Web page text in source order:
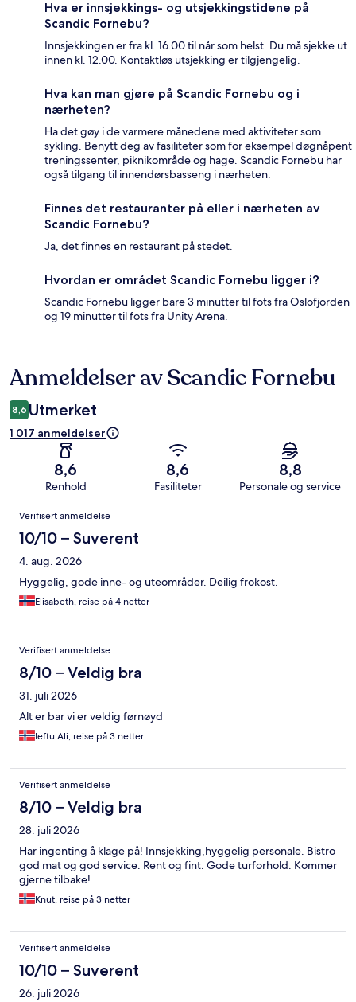
Hva er innsjekkings- og utsjekkingstidene på
Scandic Fornebu?
Innsjekkingen er fra kl. 16.00 til når som helst. Du må sjekke ut
innen kl. 12.00. Kontaktløs utsjekking er tilgjengelig.
Hva kan man gjøre på Scandic Fornebu og i
nærheten?
Ha det gøy i de varmere månedene med aktiviteter som
sykling. Benytt deg av fasiliteter som for eksempel døgnåpent
treningssenter, piknikområde og hage. Scandic Fornebu har
også tilgang til innendørsbasseng i nærheten.
Finnes det restauranter på eller i nærheten av
Scandic Fornebu?
Ja, det finnes en restaurant på stedet.
Hvordan er området Scandic Fornebu ligger i?
Scandic Fornebu ligger bare 3 minutter til fots fra Oslofjorden
og 19 minutter til fots fra Unity Arena.
Anmeldelser
Anmeldelser av Scandic Fornebu
8,6 Utmerket
1 017 anmeldelser
8,6
Renhold
8,6
Fasiliteter
8,8
Personale og service
Anmeldelser
Verifisert anmeldelse
10/10 – Suverent
4. aug. 2026
Hyggelig, gode inne- og uteområder. Deilig frokost.
Elisabeth, reise på 4 netter
Verifisert anmeldelse
8/10 – Veldig bra
31. juli 2026
Alt er bar vi er veldig førnøyd
Ieftu Ali, reise på 3 netter
Verifisert anmeldelse
8/10 – Veldig bra
28. juli 2026
Har ingenting å klage på! Innsjekking,hyggelig personale. Bistro
god mat og god service. Rent og fint. Gode turforhold. Kommer
gjerne tilbake!
Knut, reise på 3 netter
Verifisert anmeldelse
10/10 – Suverent
26. juli 2026